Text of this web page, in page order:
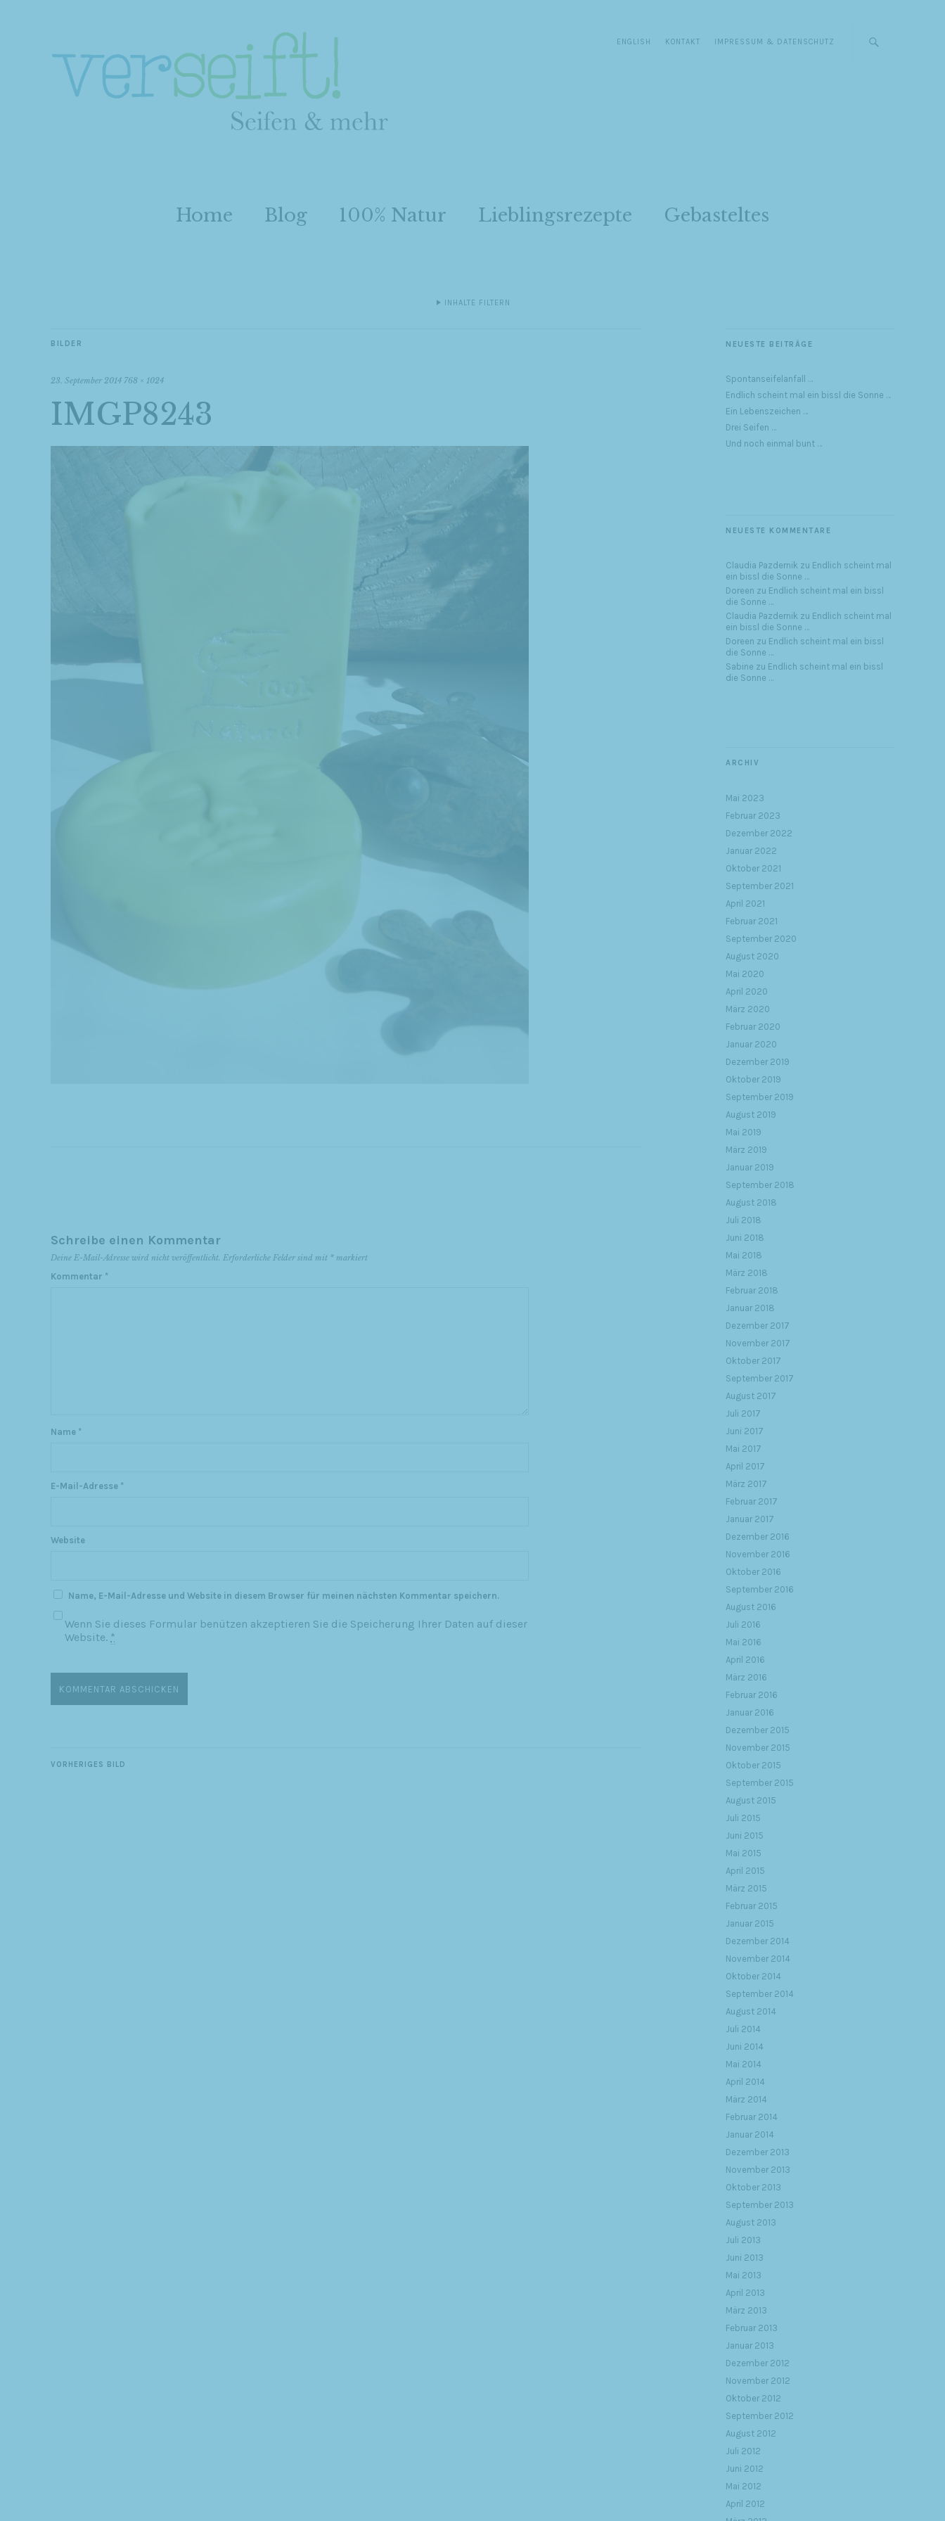
ENGLISH KONTAKT IMPRESSUM & DATENSCHUTZ
Home Blog 100% Natur Lieblingsrezepte Gebasteltes
INHALTE FILTERN
BILDER
23. September 2014 768 × 1024
IMGP8243
Schreibe einen Kommentar
Deine E-Mail-Adresse wird nicht veröffentlicht. Erforderliche Felder sind mit * markiert
Kommentar *
Name *
E-Mail-Adresse *
Website
Name, E-Mail-Adresse und Website in diesem Browser für meinen nächsten Kommentar speichern.
Wenn Sie dieses Formular benützen akzeptieren Sie die Speicherung Ihrer Daten auf dieser
Website. *
VORHERIGES BILD
NEUESTE BEITRÄGE
Spontanseifelanfall …
Endlich scheint mal ein bissl die Sonne …
Ein Lebenszeichen …
Drei Seifen …
Und noch einmal bunt …
NEUESTE KOMMENTARE
Claudia Pazdernik zu Endlich scheint mal
ein bissl die Sonne …
Doreen zu Endlich scheint mal ein bissl
die Sonne …
Claudia Pazdernik zu Endlich scheint mal
ein bissl die Sonne …
Doreen zu Endlich scheint mal ein bissl
die Sonne …
Sabine zu Endlich scheint mal ein bissl
die Sonne …
ARCHIV
Mai 2023
Februar 2023
Dezember 2022
Januar 2022
Oktober 2021
September 2021
April 2021
Februar 2021
September 2020
August 2020
Mai 2020
April 2020
März 2020
Februar 2020
Januar 2020
Dezember 2019
Oktober 2019
September 2019
August 2019
Mai 2019
März 2019
Januar 2019
September 2018
August 2018
Juli 2018
Juni 2018
Mai 2018
März 2018
Februar 2018
Januar 2018
Dezember 2017
November 2017
Oktober 2017
September 2017
August 2017
Juli 2017
Juni 2017
Mai 2017
April 2017
März 2017
Februar 2017
Januar 2017
Dezember 2016
November 2016
Oktober 2016
September 2016
August 2016
Juli 2016
Mai 2016
April 2016
März 2016
Februar 2016
Januar 2016
Dezember 2015
November 2015
Oktober 2015
September 2015
August 2015
Juli 2015
Juni 2015
Mai 2015
April 2015
März 2015
Februar 2015
Januar 2015
Dezember 2014
November 2014
Oktober 2014
September 2014
August 2014
Juli 2014
Juni 2014
Mai 2014
April 2014
März 2014
Februar 2014
Januar 2014
Dezember 2013
November 2013
Oktober 2013
September 2013
August 2013
Juli 2013
Juni 2013
Mai 2013
April 2013
März 2013
Februar 2013
Januar 2013
Dezember 2012
November 2012
Oktober 2012
September 2012
August 2012
Juli 2012
Juni 2012
Mai 2012
April 2012